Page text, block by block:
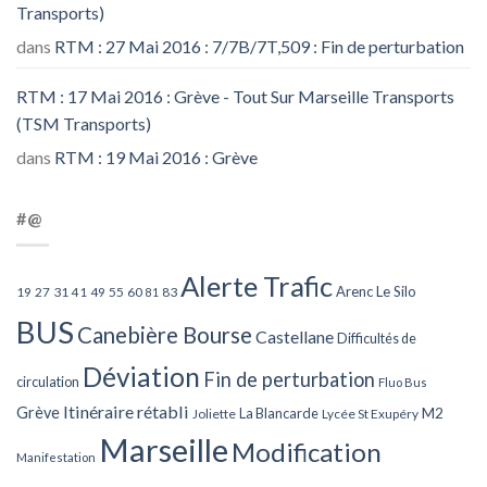
Transports)
dans RTM : 27 Mai 2016 : 7/7B/7T,509 : Fin de perturbation
RTM : 17 Mai 2016 : Grève - Tout Sur Marseille Transports
(TSM Transports)
dans RTM : 19 Mai 2016 : Grève
#@
19 27 31 41 49 55 60 81 83 Alerte TraficArenc Le Silo
BUS Canebière Bourse Castellane Difficultés de
circulation Déviation Fin de perturbation Fluo Bus
Grève Itinéraire rétabli Joliette La Blancarde Lycée St Exupéry M2
Manifestation Marseille Modification